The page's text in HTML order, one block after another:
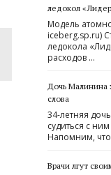
ледокол
Модель
iceberg.sp.ru)
ледокола
расходов …
Дочь Малинина
слова
34-летняя
судиться с
Напомним,
Врачи лгут